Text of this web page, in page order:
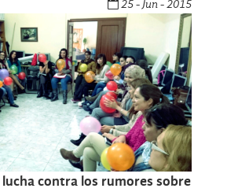
25 - Jun - 2015
contra los rumores sobre